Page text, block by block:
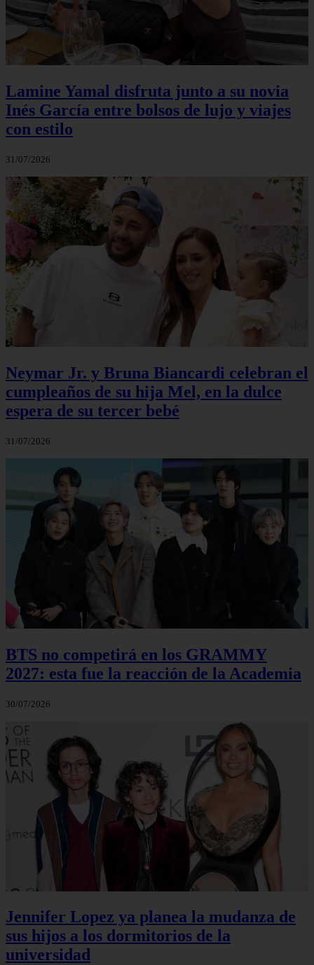
Lamine Yamal disfruta junto a su novia
Inés García entre bolsos de lujo y viajes
con estilo
31/07/2026
Neymar Jr. y Bruna Biancardi celebran el
cumpleaños de su hija Mel, en la dulce
espera de su tercer bebé
31/07/2026
BTS no competirá en los GRAMMY
2027: esta fue la reacción de la Academia
30/07/2026
Jennifer Lopez ya planea la mudanza de
sus hijos a los dormitorios de la
universidad